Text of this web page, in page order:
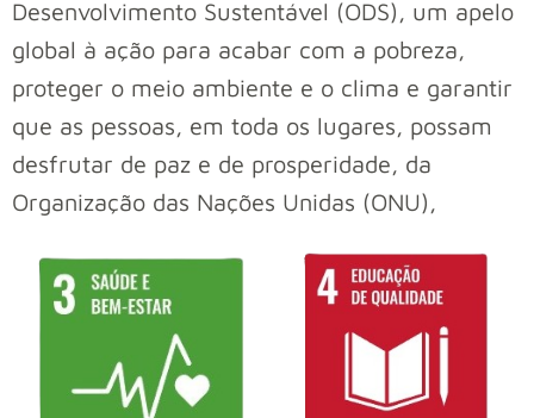
Desenvolvimento Sustentável (ODS), um apelo
global à ação para acabar com a pobreza,
proteger o meio ambiente e o clima e garantir
que as pessoas, em toda os lugares, possam
desfrutar de paz e de prosperidade, da
Organização das Nações Unidas (ONU),